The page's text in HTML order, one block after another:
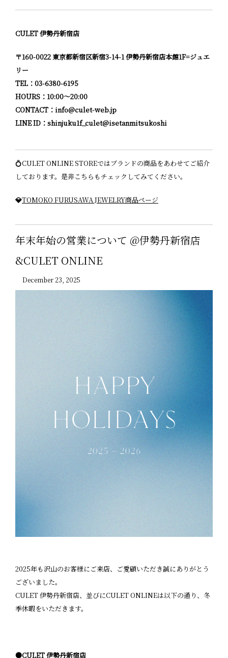
CULET 伊勢丹新宿店
〒160-0022 東京都新宿区新宿3-14-1 伊勢丹新宿店本館1F=ジュエ
リー
TEL：03-6380-6195
HOURS：10:00〜20:00
CONTACT：info@culet-web.jp
LINE ID： shinjuku1f_culet@isetanmitsukoshi
💍CULET ONLINE STOREではブランドの商品をあわせてご紹介
しております。是非こちらもチェックしてみてください。
💎TOMOKO FURUSAWA JEWELRY商品ページ
年末年始の営業について @伊勢丹新宿店
&CULET ONLINE
December 23, 2025
2025年も沢山のお客様にご来店、ご愛顧いただき誠にありがとう
ございました。
CULET 伊勢丹新宿店、並びにCULET ONLINEは以下の通り、冬
季休暇をいただきます。
●CULET 伊勢丹新宿店